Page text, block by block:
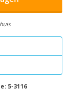
5-3116